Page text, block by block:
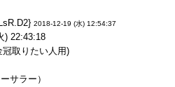
2018-12-19 (水) 12:54:37
) 22:43:18
取りたい人用)
サラー）